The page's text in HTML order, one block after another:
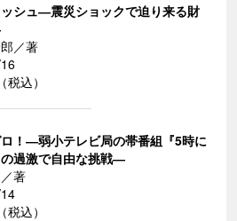
シュ―震災ショックで迫り来る財
／著
込）
！―弱小テレビ局の帯番組『5時に
過激で自由な挑戦―
著
込）